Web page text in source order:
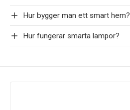
Hur bygger man ett smart hem?
Hur fungerar smarta lampor?